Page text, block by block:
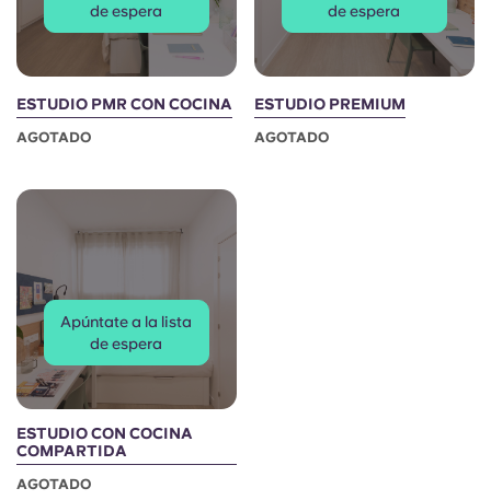
de espera
ESTUDIO PMR CON COCINA
AGOTADO
de espera
ESTUDIO PREMIUM
AGOTADO
Apúntate a la lista
de espera
ESTUDIO CON COCINA
COMPARTIDA
AGOTADO